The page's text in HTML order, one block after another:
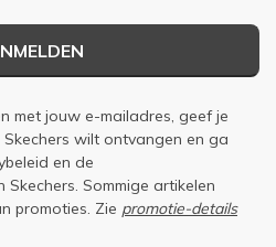
met jouw e-mailadres, geef je
wilt ontvangen en ga
en de
Skechers. Sommige artikelen
promoties. Zie promotie-details